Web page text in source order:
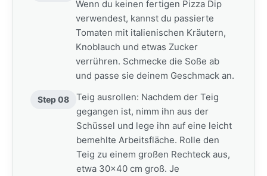
Wenn du keinen fertigen Pizza Dip
verwendest, kannst du passierte
Tomaten mit italienischen Kräutern,
Knoblauch und etwas Zucker
verrühren. Schmecke die Soße ab
und passe sie deinem Geschmack an.
Step 08
Teig ausrollen: Nachdem der Teig
gegangen ist, nimm ihn aus der
Schüssel und lege ihn auf eine leicht
bemehlte Arbeitsfläche. Rolle den
Teig zu einem großen Rechteck aus,
etwa 30×40 cm groß. Je